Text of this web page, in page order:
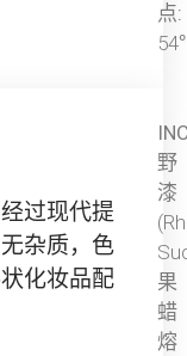
点:
过现代提
杂质，色
化妆品配
野
漆
果
蜡
熔